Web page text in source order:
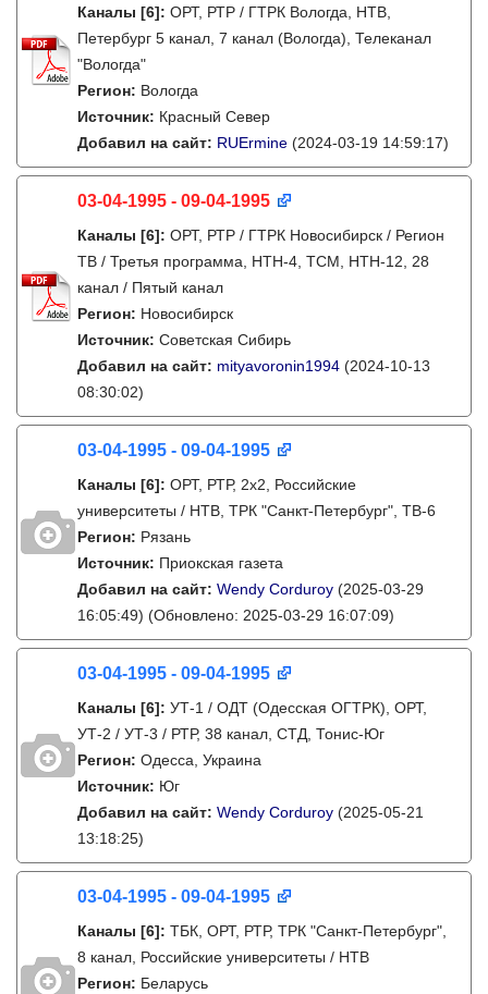
Каналы [6]: ОРТ, РТР / ГТРК Вологда, НТВ,
Петербург 5 канал, 7 канал (Вологда), Телеканал
"Вологда"
Регион: Вологда
Источник: Красный Север
Добавил на сайт: RUErmine (2024-03-19 14:59:17)
03-04-1995 - 09-04-1995
Каналы [6]: ОРТ, РТР / ГТРК Новосибирск / Регион
ТВ / Третья программа, НТН-4, ТСМ, НТН-12, 28
канал / Пятый канал
Регион: Новосибирск
Источник: Советская Сибирь
Добавил на сайт: mityavoronin1994 (2024-10-13
08:30:02)
03-04-1995 - 09-04-1995
Каналы [6]: ОРТ, РТР, 2х2, Российские
университеты / НТВ, ТРК "Санкт-Петербург", ТВ-6
Регион: Рязань
Источник: Приокская газета
Добавил на сайт: Wendy Corduroy (2025-03-29
16:05:49) (Обновлено: 2025-03-29 16:07:09)
03-04-1995 - 09-04-1995
Каналы [6]: УТ-1 / ОДТ (Одесская ОГТРК), ОРТ,
УТ-2 / УТ-3 / РТР, 38 канал, СТД, Тонис-Юг
Регион: Одесса, Украина
Источник: Юг
Добавил на сайт: Wendy Corduroy (2025-05-21
13:18:25)
03-04-1995 - 09-04-1995
Каналы [6]: ТБК, ОРТ, РТР, ТРК "Санкт-Петербург",
8 канал, Российские университеты / НТВ
Регион: Беларусь